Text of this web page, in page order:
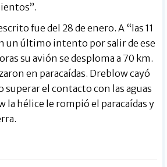
fue del 28 de enero. A “las 11
un último intento por salir de ese
su avión se desploma a 70 km.
en paracaídas. Dreblow cayó
superar el contacto con las aguas
la hélice le rompió el paracaídas y